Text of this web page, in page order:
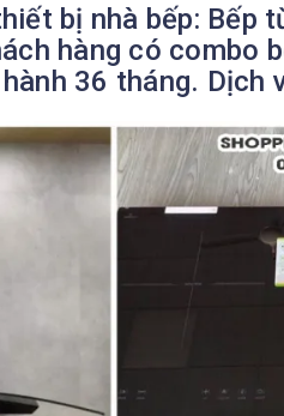
bị nhà bếp: Bếp
hàng có combo
36 tháng. Dịch